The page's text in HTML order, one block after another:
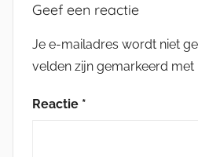
Geef een reactie
Je e-mailadres wordt niet
velden zijn gemarkeerd met
Reactie *